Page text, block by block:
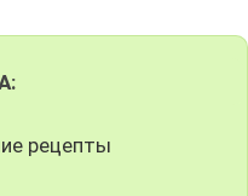
рецепты